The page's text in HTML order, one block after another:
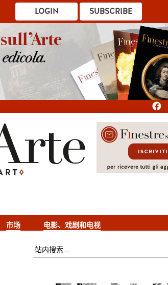
SUBSCRIBE
LOGIN
市场 电影、戏剧和电视